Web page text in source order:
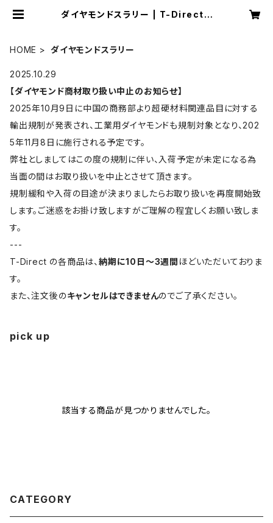
ダイヤモンドスラリー | T-Direct -
HOME ダイヤモンドスラリー
2025.10.29
【ダイヤモンド商材取り扱い中止のお知らせ】
2025年10月9日に中国の商務部より超硬材料関連品目に対する
輸出規制が発表され、工業用ダイヤモンドも規制対象となり、202
5年11月8日に施行される予定です。
弊社としましてはこの度の規制に伴い、入荷予定が未定になる為
当面の間はお取り扱いを中止とさせて頂きます。
規制緩和や入荷の目途が決まりましたらお取り扱いを再度開始致
します。ご迷惑をお掛け致しますがご理解の程宜しくお願い致しま
す。
---
T-Direct の各商品は、納期に10日〜3週間 ほどいただいておりま
す。
また、注文後のキャンセルはできませんのでご了承ください。
pick up
該当する商品が見つかりませんでした。
CATEGORY